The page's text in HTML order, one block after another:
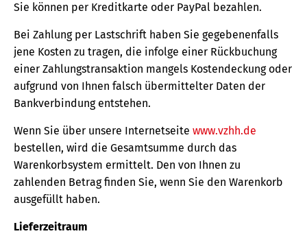
Sie können per Kreditkarte oder PayPal bezahlen.
Bei Zahlung per Lastschrift haben Sie gegebenenfalls
jene Kosten zu tragen, die infolge einer Rückbuchung
einer Zahlungstransaktion mangels Kostendeckung oder
aufgrund von Ihnen falsch übermittelter Daten der
Bankverbindung entstehen.
Wenn Sie über unsere Internetseite www.vzhh.de
bestellen, wird die Gesamtsumme durch das
Warenkorbsystem ermittelt. Den von Ihnen zu
zahlenden Betrag finden Sie, wenn Sie den Warenkorb
ausgefüllt haben.
Lieferzeitraum